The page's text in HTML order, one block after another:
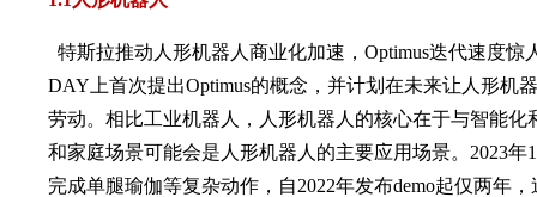
特斯拉推动人形机器人商业化加速，Optimus迭代速度惊
DAY上首次提出Optimus的概念，并计划在未来让人形机
劳动。相比工业机器人，人形机器人的核心在于与智能
和家庭场景可能会是人形机器人的主要应用场景。2023年
完成单腿瑜伽等复杂动作，自2022年发布demo起仅两年